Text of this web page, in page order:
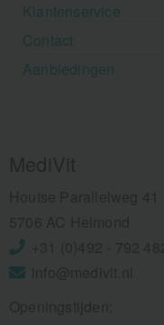
Klantenservice
Contact
Aanbiedingen